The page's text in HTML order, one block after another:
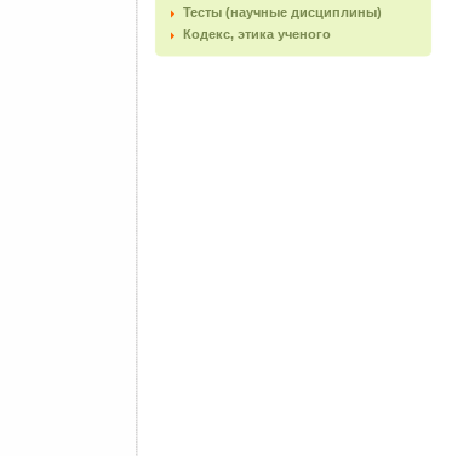
Тесты (научные дисциплины)
Кодекс, этика ученого